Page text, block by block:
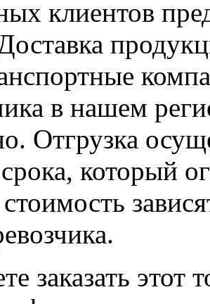
клиентов
в нашем
Отгрузка
который
заказать этот